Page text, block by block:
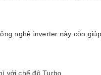
nghệ inverter này còn
với chế độ Turbo